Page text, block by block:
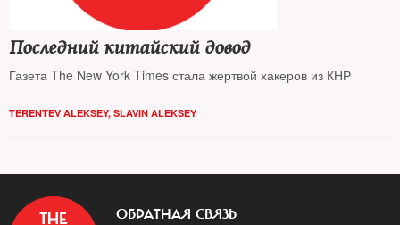
Последний китайский довод
Газета The New York Times стала жертвой хакеров из КНР
TERENTEV ALEKSEY, SLAVIN ALEKSEY
ОБРАТНАЯ СВЯЗЬ